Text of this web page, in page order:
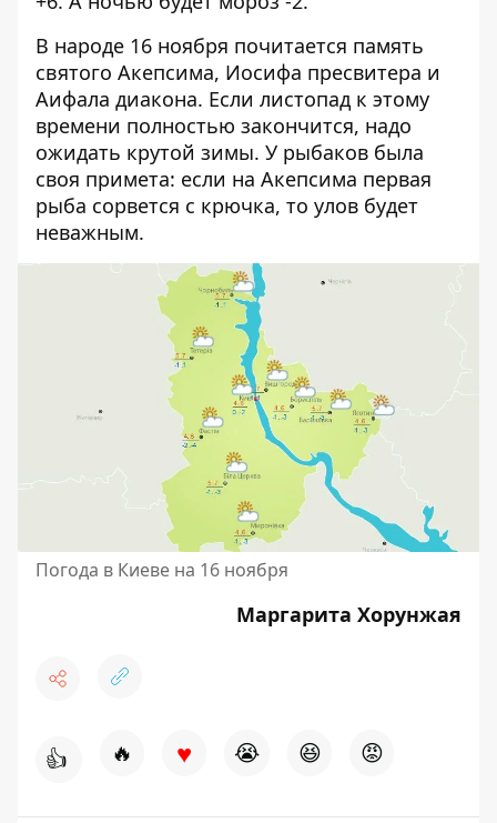
В народе 16 ноября почитается память
святого Акепсима, Иосифа пресвитера и
Аифала диакона. Если листопад к этому
времени полностью закончится, надо
ожидать крутой зимы. У рыбаков была
своя примета: если на Акепсима первая
рыба сорвется с крючка, то улов будет
неважным.
Погода в Киеве на 16 ноября
Маргарита Хорунжая
👍 🔥 ♥ 😭 😆 😡